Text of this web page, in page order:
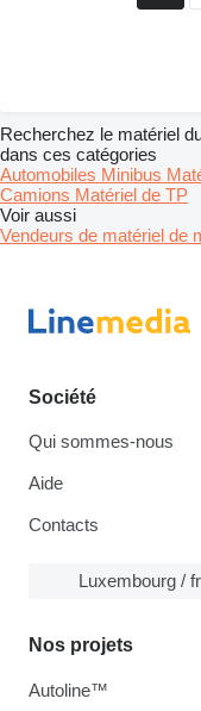
Recherchez le matériel
dans ces catégories
Automobiles Minibus
Camions Matériel de TP
Voir aussi
Vendeurs de matériel de
Société
Qui sommes-nous
Aide
Contacts
Luxembourg /
Nos projets
Autoline™